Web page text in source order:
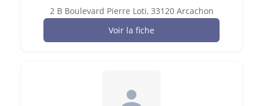
2 B Boulevard Pierre Loti, 33120 Arcachon
Voir la fiche